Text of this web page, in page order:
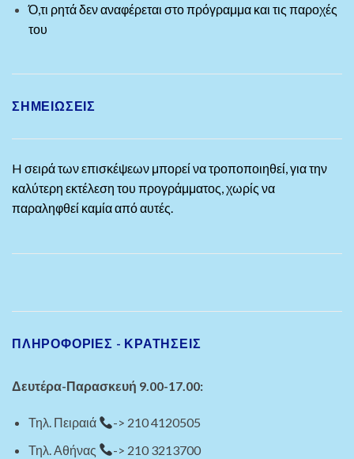
Ό,τι ρητά δεν αναφέρεται στο πρόγραμμα και τις παροχές
του
ΣΗΜΕΙΏΣΕΙΣ
H σειρά των επισκέψεων μπορεί να τροποποιηθεί, για την
καλύτερη εκτέλεση του προγράμματος, χωρίς να
παραληφθεί καμία από αυτές.
ΠΛΗΡΟΦΟΡΙΕΣ - ΚΡΑΤΗΣΕΙΣ
Δευτέρα-Παρασκευή 9.00-17.00:
Τηλ. Πειραιά
-> 210 4120505
Τηλ. Αθήνας
-> 210 3213700